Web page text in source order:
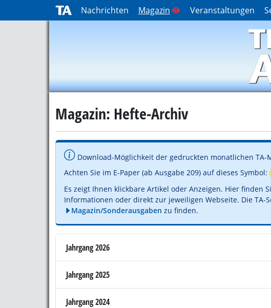
Nachrichten Magazin Veranstaltungen
Magazin: Hefte-Archiv
Download-Möglichkeit der gedruckten monatlichen TA-
Achten Sie im E-Paper (ab Ausgabe 209) auf dieses Symbol:
Es zeigt Ihnen klickbare Artikel oder Anzeigen. Hier finden
Informationen oder direkt zur jeweiligen Webseite. Die TA-
Magazin/Sonderausgaben zu finden.
Jahrgang 2026
Jahrgang 2025
Jahrgang 2024